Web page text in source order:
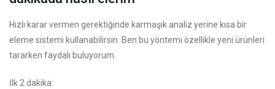
Hızlı karar vermen gerektiğinde karmaşık analiz yerine kısa bir
eleme sistemi kullanabilirsin. Ben bu yöntemi özellikle yeni ürünleri
tararken faydalı buluyorum.
İlk 2 dakika: